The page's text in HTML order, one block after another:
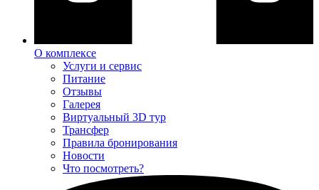
О комплексе
Услуги и сервис
Питание
Отзывы
Галерея
Виртуальный 3D тур
Трансфер
Правила бронирования
Новости
Что посмотреть?